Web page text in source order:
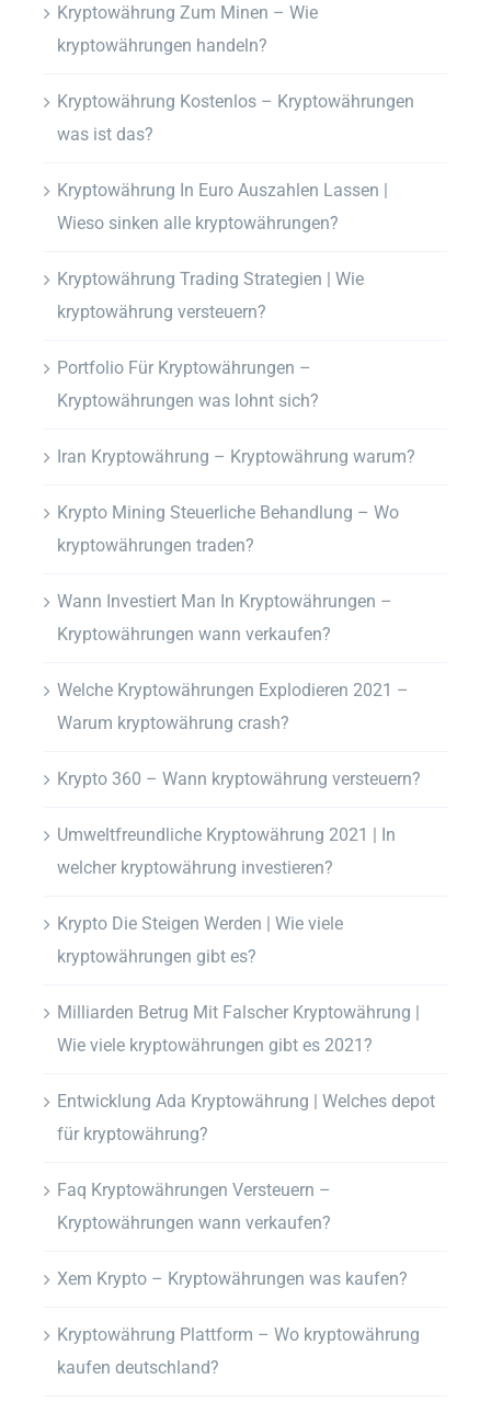
Kryptowährung Zum Minen – Wie
kryptowährungen handeln?
Kryptowährung Kostenlos – Kryptowährungen
was ist das?
Kryptowährung In Euro Auszahlen Lassen |
Wieso sinken alle kryptowährungen?
Kryptowährung Trading Strategien | Wie
kryptowährung versteuern?
Portfolio Für Kryptowährungen –
Kryptowährungen was lohnt sich?
Iran Kryptowährung – Kryptowährung warum?
Krypto Mining Steuerliche Behandlung – Wo
kryptowährungen traden?
Wann Investiert Man In Kryptowährungen –
Kryptowährungen wann verkaufen?
Welche Kryptowährungen Explodieren 2021 –
Warum kryptowährung crash?
Krypto 360 – Wann kryptowährung versteuern?
Umweltfreundliche Kryptowährung 2021 | In
welcher kryptowährung investieren?
Krypto Die Steigen Werden | Wie viele
kryptowährungen gibt es?
Milliarden Betrug Mit Falscher Kryptowährung |
Wie viele kryptowährungen gibt es 2021?
Entwicklung Ada Kryptowährung | Welches depot
für kryptowährung?
Faq Kryptowährungen Versteuern –
Kryptowährungen wann verkaufen?
Xem Krypto – Kryptowährungen was kaufen?
Kryptowährung Plattform – Wo kryptowährung
kaufen deutschland?